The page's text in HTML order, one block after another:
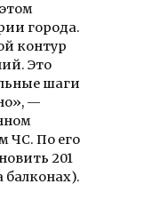
города.
контур
Это
шаги
—
ЧС. По его
201
балконах).